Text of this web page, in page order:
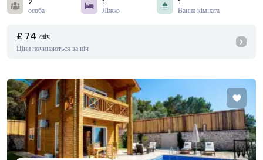
2
особа
1
Ліжко
1
Ванна кімната
£ 74 /ніч
Ціни починаються за ніч